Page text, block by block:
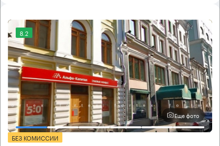
8.2
Еще фото
БЕЗ КОМИССИИ